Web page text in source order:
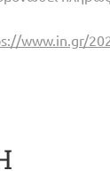
www.in.gr/